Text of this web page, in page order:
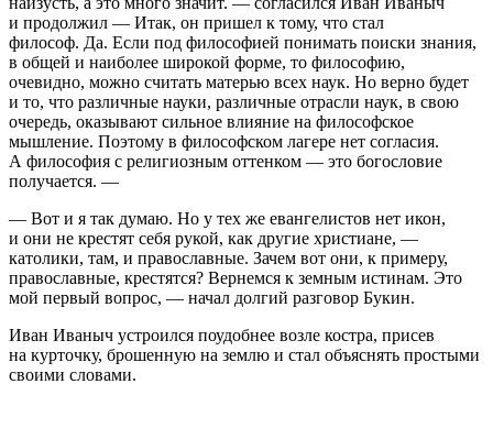
и продолжил — Итак, он пришел к тому, что стал
философ. Да. Если под философией понимать поиски знания,
в общей и наиболее широкой форме, то философию,
очевидно, можно считать матерью всех наук. Но верно будет
и то, что различные науки, различные отрасли наук, в свою
очередь, оказывают сильное влияние на философское
мышление. Поэтому в философском лагере нет согласия.
А философия с религиозным оттенком — это богословие
получается. —
— Вот и я так думаю. Но у тех же евангелистов нет икон,
и они не крестят себя рукой, как другие христиане, —
католики, там, и православные. Зачем вот они, к примеру,
православные, крестятся? Вернемся к земным истинам. Это
мой первый вопрос, — начал долгий разговор Букин.
Иван Иваныч устроился поудобнее возле костра, присев
на курточку, брошенную на землю и стал объяснять простыми
своими словами.